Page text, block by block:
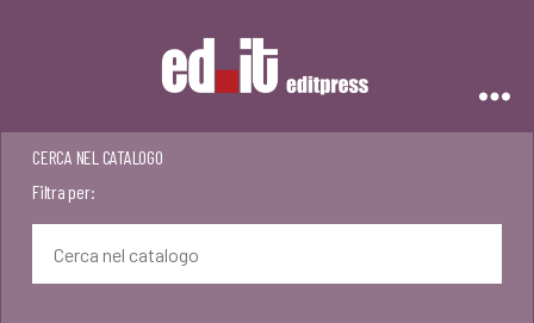
CERCA NEL CATALOGO
Filtra per: